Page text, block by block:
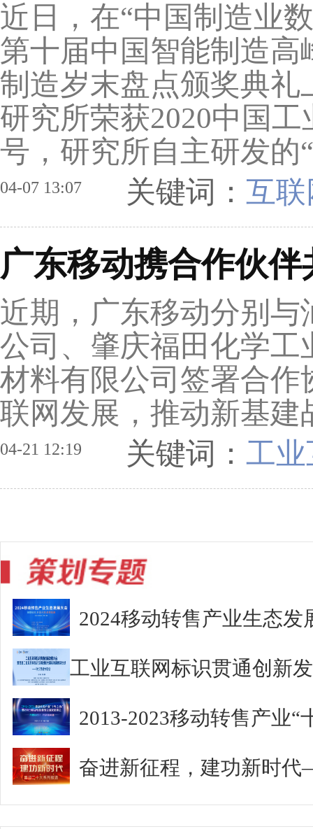
近日，在“中国制造业
第十届中国智能制造
制造岁末盘点颁奖典
研究所荣获2020中国
号，研究所自主研发的
04-07 13:07 关键词： 互
广东移动携合作伙
近期，广东移动分别
公司、肇庆福田化学
材料有限公司签署合作
联网发展，推动新基建
04-21 12:19 关键词： 工
2024移动转售产业生态发
2013-2023移动转售产业
奋进新征程，建功新时